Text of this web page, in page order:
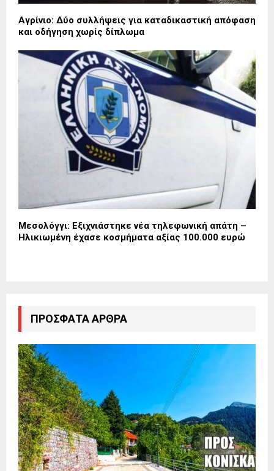
Αγρίνιο: Δύο συλλήψεις για καταδικαστική απόφαση
και οδήγηση χωρίς δίπλωμα
Μεσολόγγι: Εξιχνιάστηκε νέα τηλεφωνική απάτη –
Ηλικιωμένη έχασε κοσμήματα αξίας 100.000 ευρώ
ΠΡΌΣΦΑΤΑ ΆΡΘΡΑ